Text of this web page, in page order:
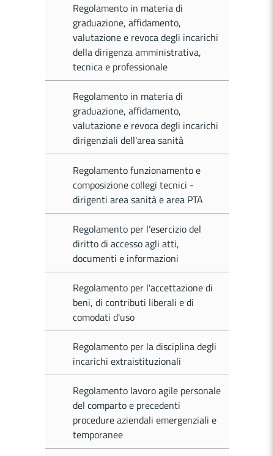
Regolamento in materia di
graduazione, affidamento,
valutazione e revoca degli incarichi
della dirigenza amministrativa,
tecnica e professionale
Regolamento in materia di
graduazione, affidamento,
valutazione e revoca degli incarichi
dirigenziali dell'area sanità
Regolamento funzionamento e
composizione collegi tecnici -
dirigenti area sanità e area PTA
Regolamento per l’esercizio del
diritto di accesso agli atti,
documenti e informazioni
Regolamento per l'accettazione di
beni, di contributi liberali e di
comodati d'uso
Regolamento per la disciplina degli
incarichi extraistituzionali
Regolamento lavoro agile personale
del comparto e precedenti
procedure aziendali emergenziali e
temporanee